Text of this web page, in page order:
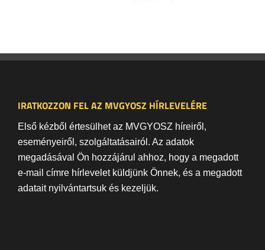
IRATKOZZON FEL AZ MVGYOSZ HÍRLEVELÉRE
Első kézből értesülhet az MVGYOSZ híreiről,
eseményeiről, szolgáltatásairól. Az adatok
megadásával Ön hozzájárul ahhoz, hogy a megadott
e-mail címre hírlevelet küldjünk Önnek, és a megadott
adatait nyilvántartsuk és kezeljük.